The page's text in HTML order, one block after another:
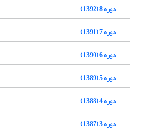
دوره 8 (1392)
دوره 7 (1391)
دوره 6 (1390)
دوره 5 (1389)
دوره 4 (1388)
دوره 3 (1387)